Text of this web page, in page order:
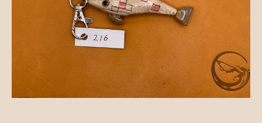
カートを確認する
ショッピングガイド
お知らせ
ブログ
革製品
アクセサリー
木工ペット用品
在庫あり セール
並び順